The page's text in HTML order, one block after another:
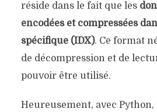
réside dans le fait que les
encodées et compressées
spécifique (IDX). Ce format
de décompression et de
pouvoir être utilisé.
Heureusement, avec Python,